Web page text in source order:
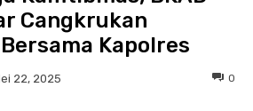
Cangkrukan
Kapolres
22, 2025 0